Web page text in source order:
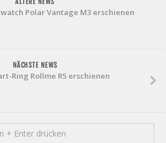
Polar Vantage M3 erschienen
NÄCHSTE NEWS
Ring Rollme R5 erschienen